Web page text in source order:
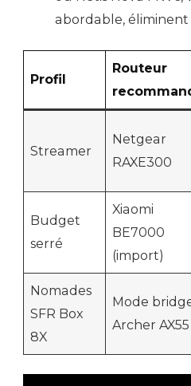
abordable, éliminent
Profil
Routeur
Streamer
Netgear
RAXE300
Budget
serré
Xiaomi
BE7000
(import)
Nomades
SFR Box
8X
Mode
Archer AX55